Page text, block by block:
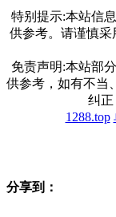
特别提示:本站信
供参考。请谨慎采
免责声明:本站部
供参考，如有不当
纠
1288.top
分享到：